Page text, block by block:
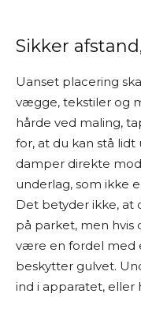
Sikker
Uanset placering
vægge, tekstiler og
hårde ved maling,
for, at du kan stå
damper direkte
underlag, som ikke
Det betyder ikke, at
på parket, men hvis
være en fordel med
beskytter gulvet.
ind i apparatet,